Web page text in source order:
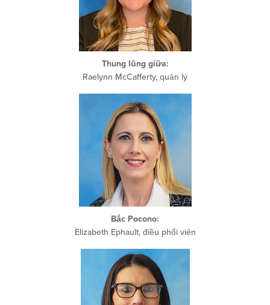
Thung lũng giữa:
Raelynn McCafferty, quản lý
Bắc Pocono:
Elizabeth Ephault, điều phối viên